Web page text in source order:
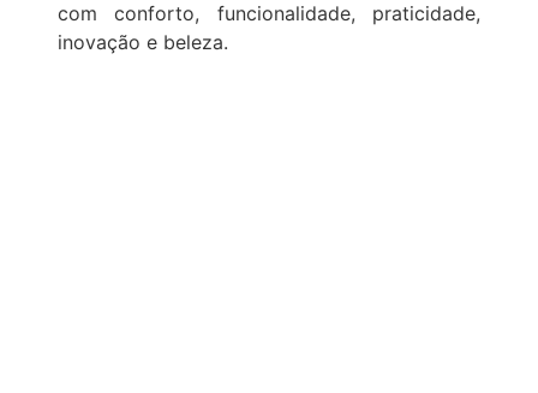
com conforto, funcionalidade, praticidade,
inovação e beleza.